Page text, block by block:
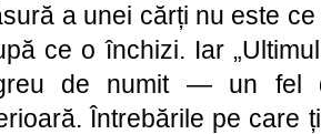
a unei cărți nu este
ce o închizi. Iar
de numit — un fel
Întrebările pe care